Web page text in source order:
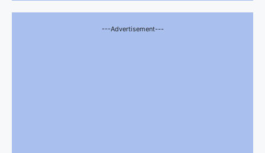
---Advertisement---